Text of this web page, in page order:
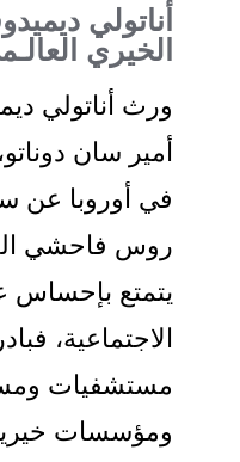
ديميدوف:
العالـمي
سان دوناتو،
أوروبا عن سلالة
فاحشي الثراء.
بإحساس عالٍ
فبادر إلى
ومساكن
خيرية،